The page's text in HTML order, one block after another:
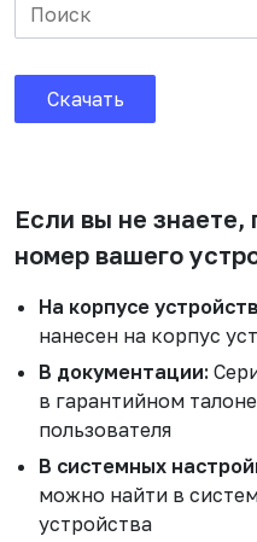
Не
Не
Нет
Скачать
Если вы не знаете,
номер вашего
На корпусе
нанесен на корпус
В документации:
в гарантийном
пользователя
В системных
можно найти в
устройства